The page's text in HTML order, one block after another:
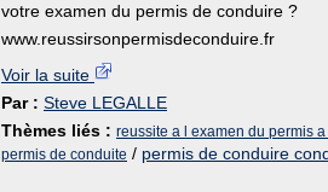
votre examen du permis de conduire ?
www.reussirsonpermisdeconduire.fr
Voir la suite
Par : Steve LEGALLE
Thèmes liés : reussite a l examen du permis
permis de conduite / permis de conduire